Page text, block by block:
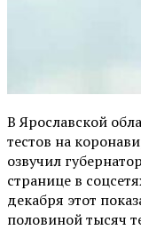
В Ярославской
тестов на
озвучил
странице в
декабря этот
половиной тысяч